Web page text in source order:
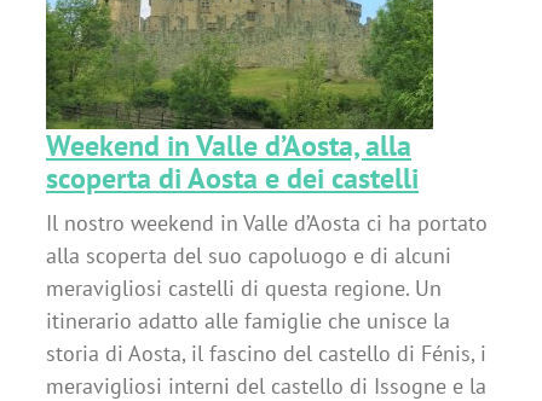
Weekend in Valle d’Aosta, alla
scoperta di Aosta e dei castelli
Il nostro weekend in Valle d’Aosta ci ha portato
alla scoperta del suo capoluogo e di alcuni
meravigliosi castelli di questa regione. Un
itinerario adatto alle famiglie che unisce la
storia di Aosta, il fascino del castello di Fénis, i
meravigliosi interni del castello di Issogne e la